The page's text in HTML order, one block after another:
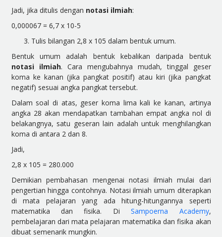
Jadi, jika ditulis dengan notasi ilmiah:
0,000067 = 6,7 x 10-5
Tulis bilangan 2,8 x 105 dalam bentuk umum.
Bentuk umum adalah bentuk kebalikan daripada bentuk
notasi ilmiah. Cara mengubahnya mudah, tinggal geser
koma ke kanan (jika pangkat positif) atau kiri (jika pangkat
negatif) sesuai angka pangkat tersebut.
Dalam soal di atas, geser koma lima kali ke kanan, artinya
angka 28 akan mendapatkan tambahan empat angka nol di
belakangnya, satu geseran lain adalah untuk menghilangkan
koma di antara 2 dan 8.
Jadi,
2,8 x 105 = 280.000
Demikian pembahasan mengenai notasi ilmiah mulai dari
pengertian hingga contohnya. Notasi ilmiah umum diterapkan
di mata pelajaran yang ada hitung-hitungannya seperti
matematika dan fisika. DiSampoerna Academy,
pembelajaran dari mata pelajaran matematika dan fisika akan
dibuat semenarik mungkin.